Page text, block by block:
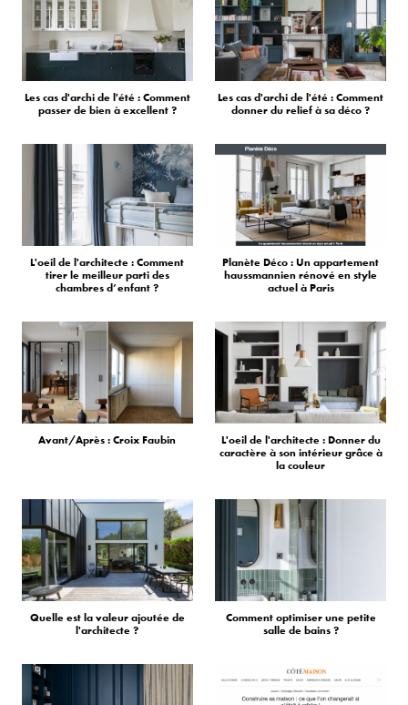
Les cas d'archi de l'été : Comment
passer de bien à excellent ?
Les cas d'archi de l'été : Comment
donner du relief à sa déco ?
L'oeil de l'architecte : Comment
tirer le meilleur parti des
chambres d’enfant ?
Planète Déco : Un appartement
haussmannien rénové en style
actuel à Paris
Avant/Après : Croix Faubin
L'oeil de l'architecte : Donner du
caractère à son intérieur grâce à
la couleur
Quelle est la valeur ajoutée de
l'architecte ?
Comment optimiser une petite
salle de bains ?